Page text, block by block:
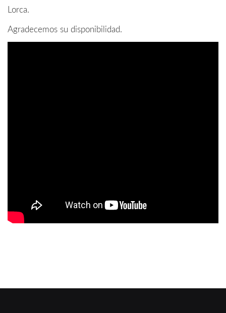
Lorca.
Agradecemos su disponibilidad.